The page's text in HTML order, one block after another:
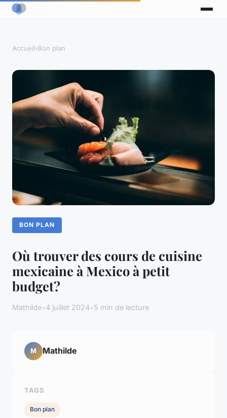
Accueil›Bon plan
BON PLAN
Où trouver des cours de cuisine
mexicaine à Mexico à petit
budget?
Mathilde•4 juillet 2024•5 min de lecture
M Mathilde
TAGS
Bon plan